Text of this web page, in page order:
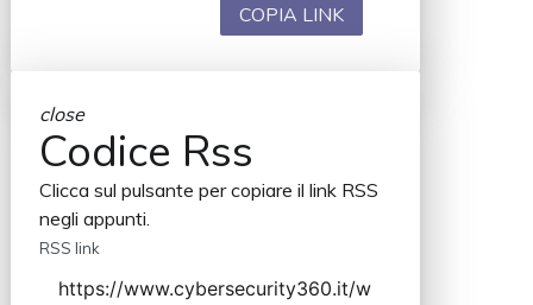
COPIA LINK
close
Codice Rss
Clicca sul pulsante per copiare il link RSS
negli appunti.
RSS link